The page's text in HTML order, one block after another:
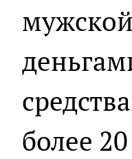
более